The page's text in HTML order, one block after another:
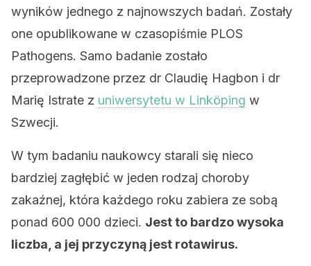
wyników jednego z najnowszych badań. Zostały
one opublikowane w czasopiśmie PLOS
Pathogens. Samo badanie zostało
przeprowadzone przez dr Claudię Hagbon i dr
Marię Istrate z uniwersytetu w Linköping w
Szwecji.
W tym badaniu naukowcy starali się nieco
bardziej zagłębić w jeden rodzaj choroby
zakaźnej, która każdego roku zabiera ze sobą
ponad 600 000 dzieci. Jest to bardzo wysoka
liczba, a jej przyczyną jest rotawirus.